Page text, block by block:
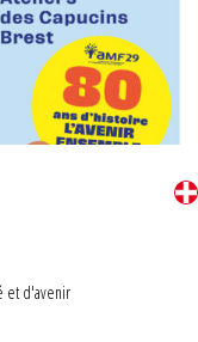
et d'avenir